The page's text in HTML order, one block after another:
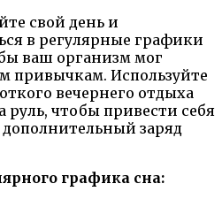
свой день и
в регулярные графики
ваш организм мог
привычкам. Используйте
вечернего отдыха
руль, чтобы привести себя
заряд
графика сна: